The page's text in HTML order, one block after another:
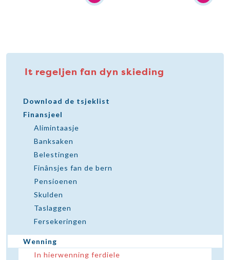
It regeljen fan dyn skieding
Download de tsjeklist
Finansjeel
Alimintaasje
Banksaken
Belestingen
Finânsjes fan de bern
Pensioenen
Skulden
Taslaggen
Fersekeringen
Wenning
In hierwenning ferdiele